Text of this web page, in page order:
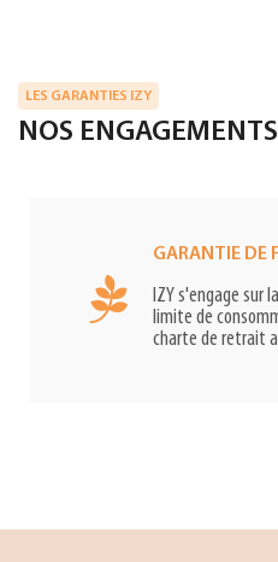
LES GARANTIES IZY
NOS
GARANTIE DE
IZY s'engage sur
limite de
charte de retrait